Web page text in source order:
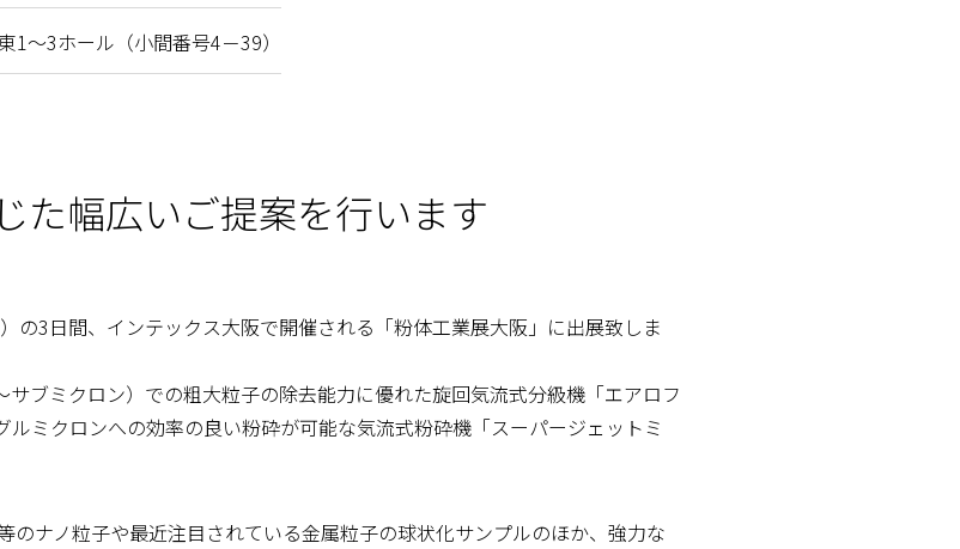
～3ホール（小間番号4－39）
た幅広いご提案を行います
の3日間、インテックス大阪で開催される「粉体工業展大阪」に出展致しま
ブミクロン）での粗大粒子の除去能力に優れた旋回気流式分級機「エアロフ
ミクロンへの効率の良い粉砕が可能な気流式粉砕機「スーパージェットミ
のナノ粒子や最近注目されている金属粒子の球状化サンプルのほか、強力な